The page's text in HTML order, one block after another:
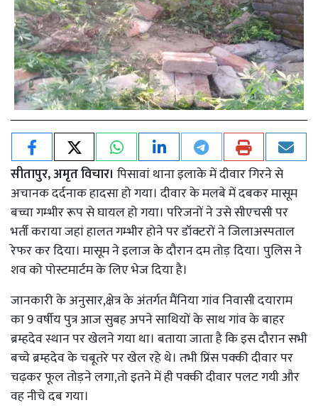
सीतापुर, अमृत विचार। पिसावां थाना इलाके में दीवार गिरने से
अचानक दर्दनाक हादसा हो गया। दीवार के मलबे में दबकर मासूम
बच्चा गम्भीर रूप से घायल हो गया। परिजनों ने उसे सीएचसी पर
भर्ती कराया जहां हालत गम्भीर होने पर डॉक्टरों ने जिलाअस्पताल
रेफर कर दिया। मासूम ने इलाज के दौरान दम तोड़ दिया। पुलिस ने
शव को पोस्टमार्टम के लिए भेज दिया है।
जानकारी के अनुसार,क्षेत्र के अंतर्गत मैंनिया गांव निवासी दयाराम
का 9 वर्षीय पुत्र आज सुबह अपने साथियों के साथ गांव के बाहर
ब्रम्हदेव स्थान पर खेलने गया था। बताया जाता है कि इस दौरान सभी
बच्चे ब्रम्हदेव के चबूतरे पर खेल रहे थे। तभी प्रिंस पक्की दीवार पर
चढ़कर फूल तोड़ने लगा,तो इतने में ही पक्की दीवार पलट गयी और
वह नीचे दब गया।